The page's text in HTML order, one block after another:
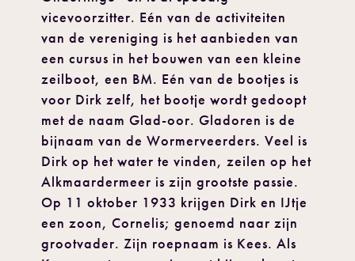
vicevoorzitter. Eén van de activiteiten
van de vereniging is het aanbieden van
een cursus in het bouwen van een kleine
zeilboot, een BM. Eén van de bootjes is
voor Dirk zelf, het bootje wordt gedoopt
met de naam Glad-oor. Gladoren is de
bijnaam van de Wormerveerders. Veel is
Dirk op het water te vinden, zeilen op het
Alkmaardermeer is zijn grootste passie.
Op 11 oktober 1933 krijgen Dirk en IJtje
een zoon, Cornelis; genoemd naar zijn
grootvader. Zijn roepnaam is Kees. Als